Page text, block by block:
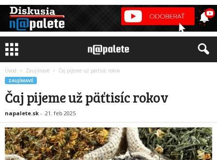
Úvod Zaujímavé Čaj pijeme už päťtisíc rokov
ZAUJÍMAVÉ
Čaj pijeme už päťtisíc rokov
napalete.sk - 21. feb 2025